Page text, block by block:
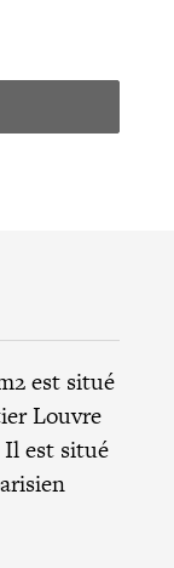
est situé
Louvre
Il est situé